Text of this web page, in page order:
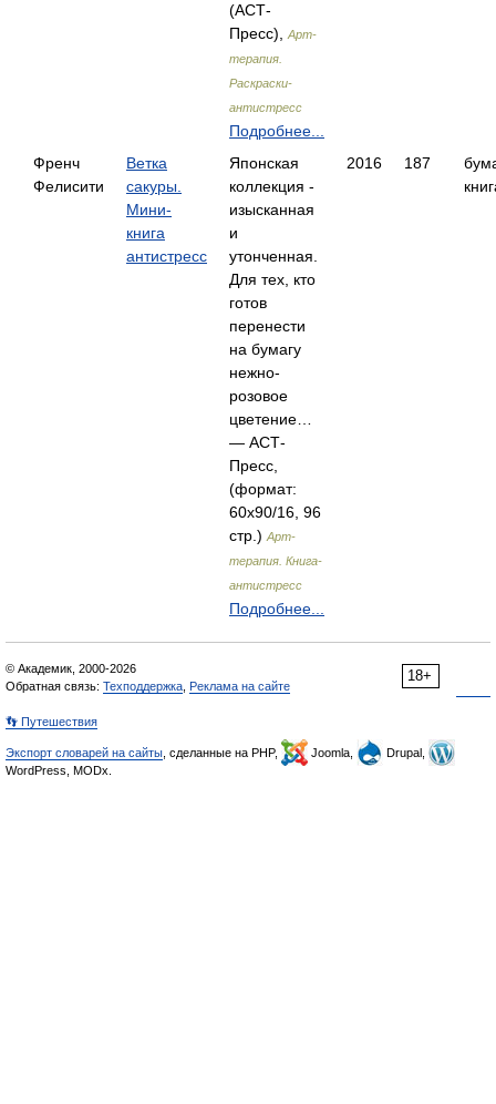
(АСТ-
Пресс),
Арт-
терапия.
Раскраски-
антистресс
Подробнее...
Френч
Фелисити
Ветка
сакуры.
Мини-
книга
антистресс
Японская
коллекция -
изысканная
и
утонченная.
Для тех, кто
готов
перенести
на бумагу
нежно-
розовое
цветение…
— АСТ-
Пресс,
(формат:
60x90/16, 96
стр.) Арт-
терапия. Книга-
антистресс
Подробнее...
2016 187
18+
© Академик, 2000-2026
Обратная связь: Техподдержка Реклама на сайте
👣 Путешествия
Экспорт словарей на сайты , сделанные на PHP, Joomla,
Drupal,
WordPress, MODx.